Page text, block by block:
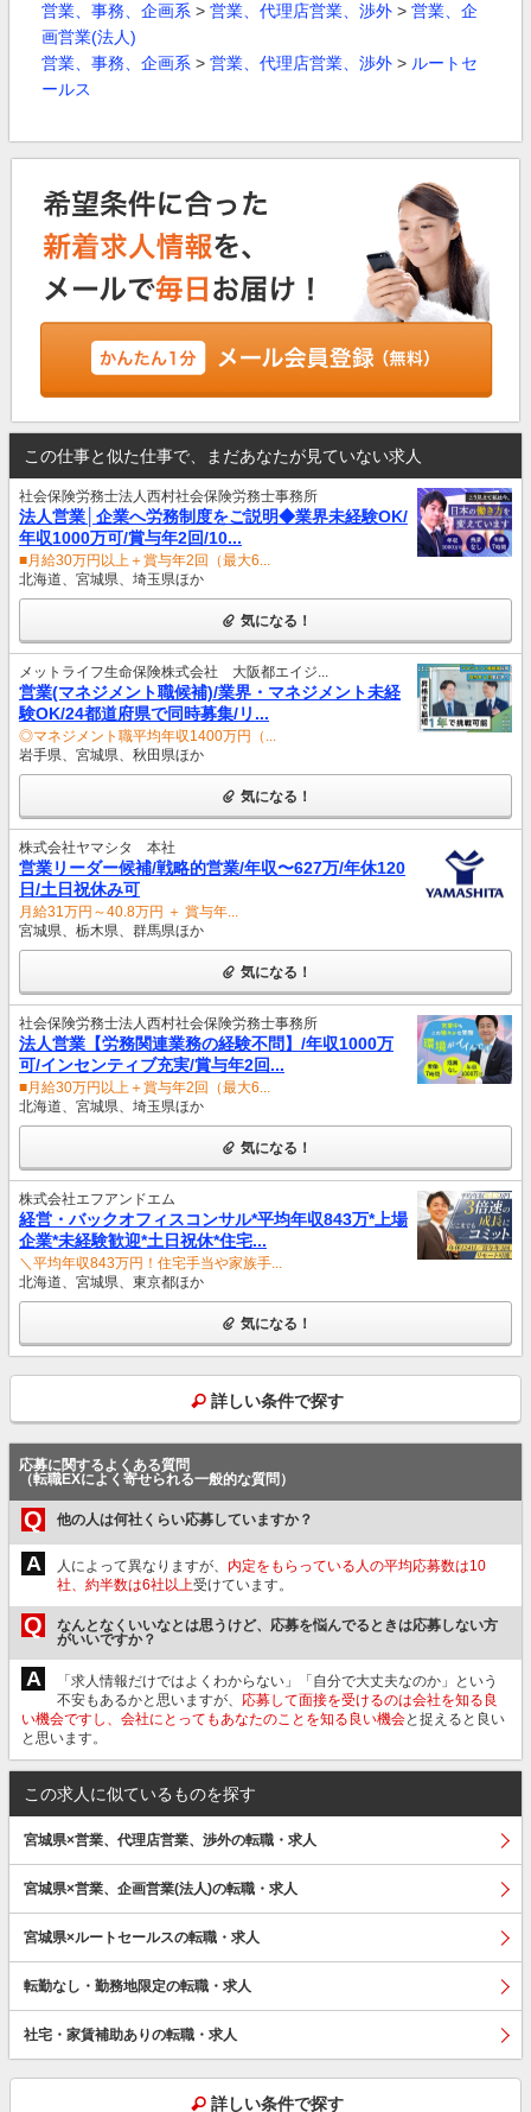
営業、事務、企画系 > 営業、代理店営業、渉外 > 営業、企
画営業(法人)
営業、事務、企画系 > 営業、代理店営業、渉外 > ルートセ
ールス
この仕事と似た仕事で、まだあなたが見ていない求人
社会保険労務士法人西村社会保険労務士事務所
法人営業│企業へ労務制度をご説明◆業界未経験OK/
年収1000万可/賞与年2回/10...
■月給30万円以上＋賞与年2回（最大6...
北海道、宮城県、埼玉県ほか
気になる！
メットライフ生命保険株式会社 大阪都エイジ...
営業(マネジメント職候補)/業界・マネジメント未経
験OK/24都道府県で同時募集/リ...
◎マネジメント職平均年収1400万円（...
岩手県、宮城県、秋田県ほか
気になる！
株式会社ヤマシタ 本社
営業リーダー候補/戦略的営業/年収〜627万/年休120
日/土日祝休み可
月給31万円～40.8万円 ＋ 賞与年...
宮城県、栃木県、群馬県ほか
気になる！
社会保険労務士法人西村社会保険労務士事務所
法人営業【労務関連業務の経験不問】/年収1000万
可/インセンティブ充実/賞与年2回...
■月給30万円以上＋賞与年2回（最大6...
北海道、宮城県、埼玉県ほか
気になる！
株式会社エフアンドエム
経営・バックオフィスコンサル*平均年収843万*上場
企業*未経験歓迎*土日祝休*住宅...
＼平均年収843万円！住宅手当や家族手...
北海道、宮城県、東京都ほか
気になる！
詳しい条件で探す
応募に関するよくある質問
（転職EXによく寄せられる一般的な質問）
Q 他の人は何社くらい応募していますか？
A 人によって異なりますが、 内定をもらっている人の平均応募数は10
社、約半数は6社以上受けています。
Q
なんとなくいいなとは思うけど、応募を悩んでるときは応募しない方
がいいですか？
A
「求人情報だけではよくわからない」「自分で大丈夫なのか」という
不安もあるかと思いますが、 応募して面接を受けるのは会社を知る良
い機会ですし、会社にとってもあなたのことを知る良い機会と捉えると良い
と思います。
この求人に似ているものを探す
宮城県×営業、代理店営業、渉外の転職・求人
宮城県×営業、企画営業(法人)の転職・求人
宮城県×ルートセールスの転職・求人
転勤なし・勤務地限定の転職・求人
社宅・家賃補助ありの転職・求人
詳しい条件で探す